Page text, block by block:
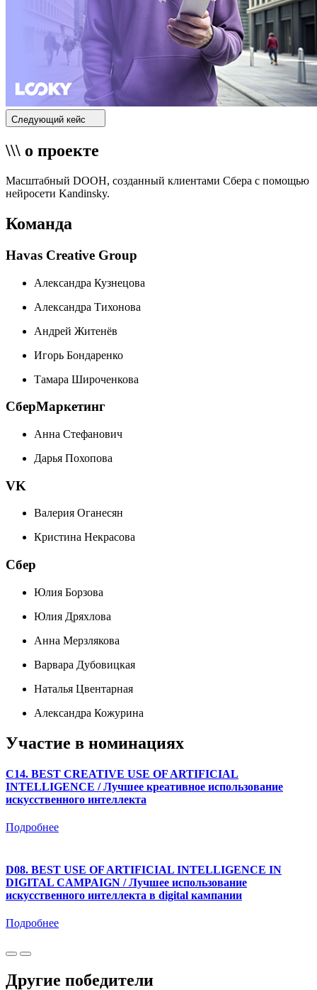
Следующий кейс
\\\ о проекте
Масштабный DOOH, созданный клиентами Сбера с помощью
нейросети Kandinsky.
Команда
Havas Creative Group
Александра Кузнецова
Александра Тихонова
Андрей Житенёв
Игорь Бондаренко
Тамара Широченкова
СберМаркетинг
Анна Стефанович
Дарья Похопова
VK
Валерия Оганесян
Кристина Некрасова
Сбер
Юлия Борзова
Юлия Дряхлова
Анна Мерзлякова
Варвара Дубовицкая
Наталья Цвентарная
Александра Кожурина
Участие в номинациях
C14. BEST CREATIVE USE OF ARTIFICIAL
INTELLIGENCE / Лучшее креативное использование
искусственного интеллекта
Подробнее
D08. BEST USE OF ARTIFICIAL INTELLIGENCE IN
DIGITAL CAMPAIGN / Лучшее использование
искусственного интеллекта в digital кампании
Подробнее
Другие победители